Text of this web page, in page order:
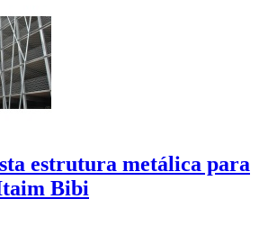
estrutura metálica para
Bibi